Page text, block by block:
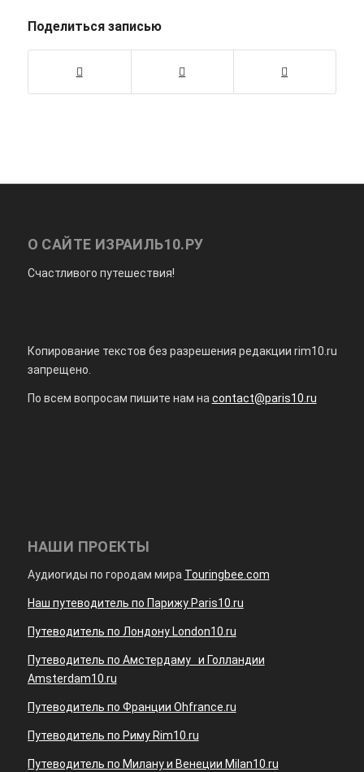
Поделиться записью
О САЙТЕ ИЗРАИЛЬ10.РУ
Счастливого путешествия!
Копирование текстов без разрешения редакции rim10.ru
запрещено.
По всем вопросам пишите нам наcontact@paris10.ru
НАШИ ПРОЕКТЫ
Аудиогиды по городам мира Touringbee.com
Наш путеводитель по Парижу Paris10.ru
Путеводитель по Лондону London10.ru
Путеводитель по Амстердаму и Голландии
Amsterdam10.ru
Путеводитель по Франции Ohfrance.ru
Путеводитель по Риму Rim10.ru
Путеводитель по Милану и Венеции Milan10.ru